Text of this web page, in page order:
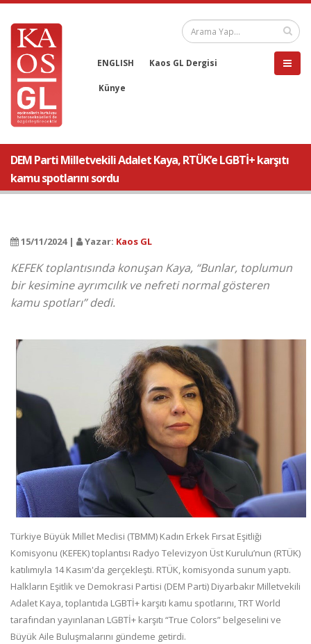
ENGLISH Kaos GL Dergisi
Künye
DEM Parti Milletvekili Adalet Kaya, RTÜK’e LGBTİ+ karşıtı
kamu spotlarını sordu
15/11/2024 | Yazar: Kaos GL
KEFEK toplantısında konuşan Kaya, “Bunlar, toplumun
bir kesimine ayrımcılık ve nefreti normal gösteren
kamu spotları” dedi.
Türkiye Büyük Millet Meclisi (TBMM) Kadın Erkek Fırsat Eşitliği
Komisyonu (KEFEK) toplantısı Radyo Televizyon Üst Kurulu’nun (RTÜK)
katılımıyla 14 Kasım'da gerçekleşti. RTÜK, komisyonda sunum yaptı.
Halkların Eşitlik ve Demokrasi Partisi (DEM Parti) Diyarbakır Milletvekili
Adalet Kaya, toplantıda LGBTİ+ karşıtı kamu spotlarını, TRT World
tarafından yayınlanan LGBTİ+ karşıtı “True Colors” belgeselini ve
Büyük Aile Buluşmalarını gündeme getirdi.